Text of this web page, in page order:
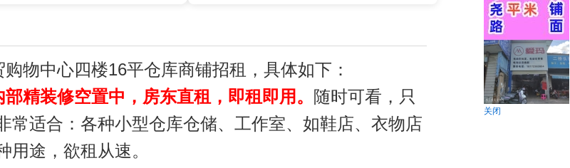
物中心四楼16平仓库商铺招租，具体如下：
精装修空置中，房东直租，即租即用。 随时可看，只
常适合：各种小型仓库仓储、工作室、如鞋店、衣物店
途，欲租从速。
关闭